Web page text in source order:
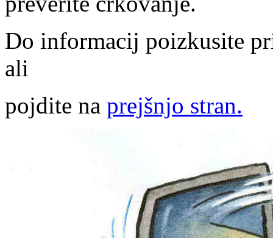
Do informacij poizkusite
ali
pojdite na prejšnjo stran.